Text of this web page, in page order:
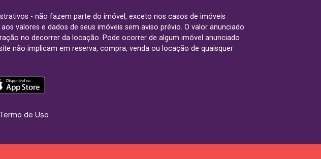
- não fazem parte do imóvel, exceto nos casos de imóveis
valores e dados de seus imóveis sem aviso prévio. O valor anunciado
no decorrer da locação. Pode ocorrer de algum imóvel anunciado
não implicam em reserva, compra, venda ou locação de quaisquer
Termo de Uso